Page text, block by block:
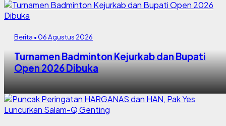
Berita • 06 Agustus 2026
Turnamen Badminton Kejurkab dan Bupati
Open 2026 Dibuka